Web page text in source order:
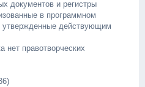
документов и регистры
в программном
утвержденные действующим
правотворческих